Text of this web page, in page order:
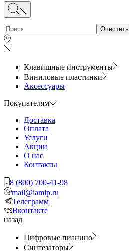
Очистить
Клавишные инструменты
Виниловые пластинки
Аксессуары
Покупателям
Доставка
Оплата
Услуги
Акции
О нас
Контакты
8 (800) 700-41-98
mail@iamlp.ru
Телеграмм
Вконтакте
назад
Цифровые пианино
Синтезаторы